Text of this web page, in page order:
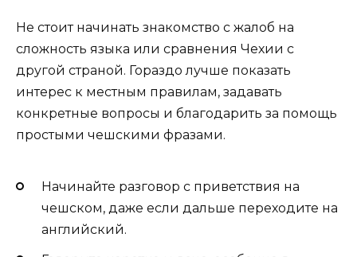
Не стоит начинать знакомство с жалоб на
сложность языка или сравнения Чехии с
другой страной. Гораздо лучше показать
интерес к местным правилам, задавать
конкретные вопросы и благодарить за помощь
простыми чешскими фразами.
Начинайте разговор с приветствия на
чешском, даже если дальше переходите на
английский.